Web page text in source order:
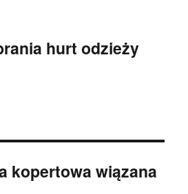
hurt odzieży
kopertowa wiązana